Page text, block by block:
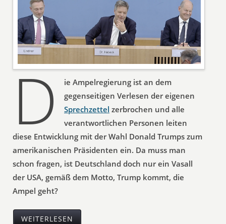
D
ie Ampelregierung ist an dem
gegenseitigen Verlesen der eigenen
Sprechzettel zerbrochen und alle
verantwortlichen Personen leiten
diese Entwicklung mit der Wahl Donald Trumps zum
amerikanischen Präsidenten ein. Da muss man
schon fragen, ist Deutschland doch nur ein Vasall
der USA, gemäß dem Motto, Trump kommt, die
Ampel geht?
WEITERLESEN